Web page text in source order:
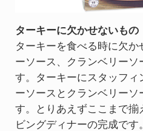
ターキーに欠かせないもの
ターキーを食べる時に欠
ーソース、クランベリー
す。ターキーにスタッフ
ーソースとクランベリーソ
す。とりあえずここまで
ビングディナーの完成です。